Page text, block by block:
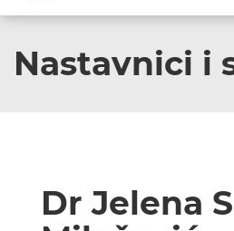
Nastavnici i
Dr Jelena